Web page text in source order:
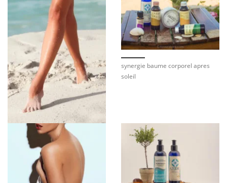
synergie baume corporel apres
soleil